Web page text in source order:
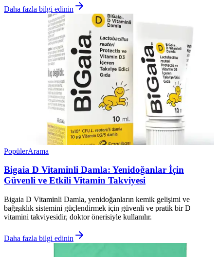
Daha fazla bilgi edinin
PopülerArama
Bigaia D Vitaminli Damla: Yenidoğanlar İçin
Güvenli ve Etkili Vitamin Takviyesi
Bigaia D Vitaminli Damla, yenidoğanların kemik gelişimi ve
bağışıklık sistemini güçlendirmek için güvenli ve pratik bir D
vitamini takviyesidir, doktor önerisiyle kullanılır.
Daha fazla bilgi edinin